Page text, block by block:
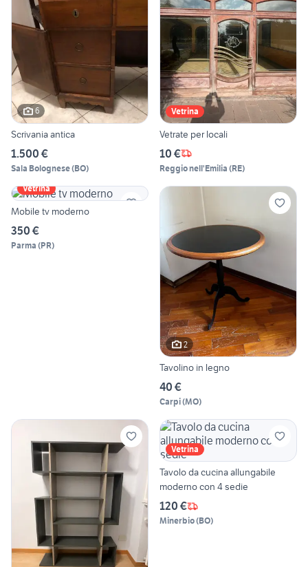
6
Scrivania antica
1.500 €
Sala Bolognese(BO)
Vetrina
Vetrate per locali
10 €
Reggio nell'Emilia (RE)
Vetrina
Mobile tv moderno
350 €
Parma (PR)
2
Tavolino in legno
40 €
Carpi(MO)
Vetrina
Tavolo da cucina allungabile
moderno con 4 sedie
120 €
Minerbio(BO)